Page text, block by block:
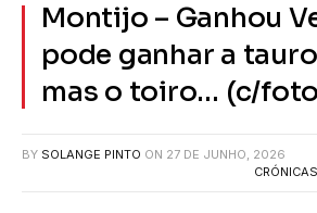
Montijo – Ganhou
pode ganhar a
mas o toiro… (c/
BY SOLANGE PINTO ON 27 DE JUNHO, 2026
CRÓNICAS